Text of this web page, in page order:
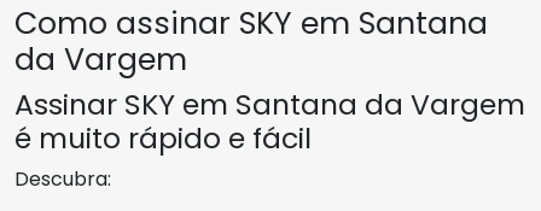
Como assinar SKY em Santana
da Vargem
Assinar SKY em Santana da Vargem
é muito rápido e fácil
Descubra: